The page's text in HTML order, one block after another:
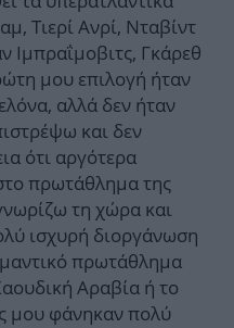
Τιερί Ανρί, Νταβίντ
Ιμπραΐμοβιτς, Γκάρεθ
μου επιλογή ήταν
αλλά δεν ήταν
και δεν
ότι αργότερα
πρωτάθλημα της
τη χώρα και
ισχυρή διοργάνωση
πρωτάθλημα
Αραβία ή το
μου φάνηκαν πολύ